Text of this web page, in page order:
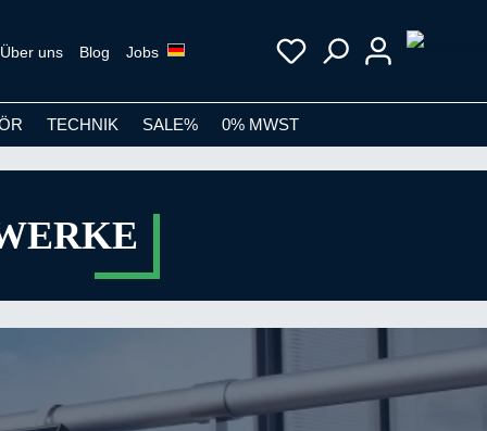
Über uns Blog Jobs
TECHNIK SALE% 0% MWST